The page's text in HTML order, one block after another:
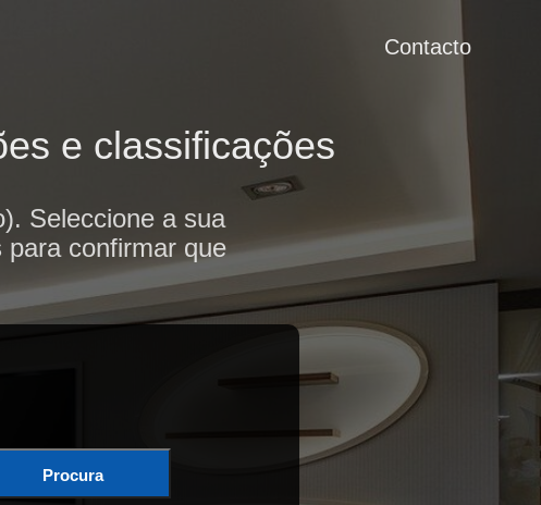
Contacto
e classificações
Seleccione a sua
confirmar que
Procura